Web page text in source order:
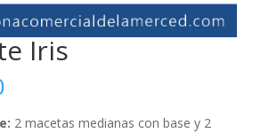
Iris
2 macetas medianas con base y 2